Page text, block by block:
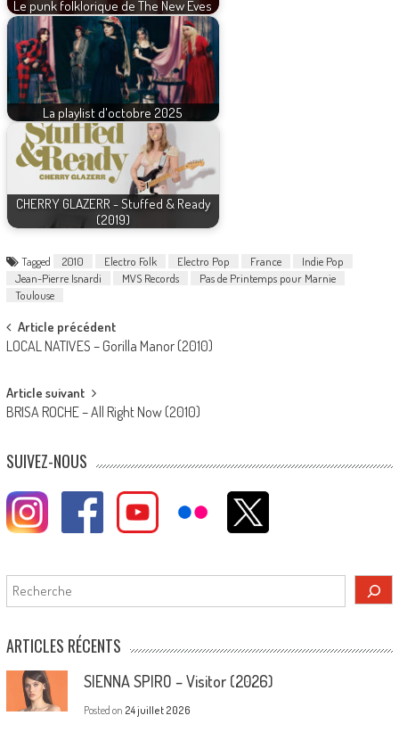
Le punk folklorique de The New Eves
La playlist d'octobre 2025
CHERRY GLAZERR - Stuffed & Ready
(2019)
Tagged 2010 Electro Folk Electro Pop France
Indie Pop
Jean-Pierre Isnardi
MVS Records
Pas de Printemps pour Marnie
Toulouse
Post
navigation
Article précédent
LOCAL NATIVES – Gorilla Manor (2010)
Article suivant
BRISA ROCHE – All Right Now (2010)
SUIVEZ-NOUS
Rechercher
ARTICLES RÉCENTS
SIENNA SPIRO – Visitor (2026)
Posted on 24 juillet 2026